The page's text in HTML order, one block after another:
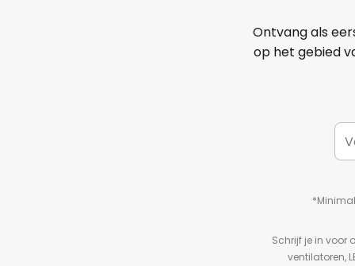
Ontvang als
op het gebied
Schrijf je in voor
ventilatoren,